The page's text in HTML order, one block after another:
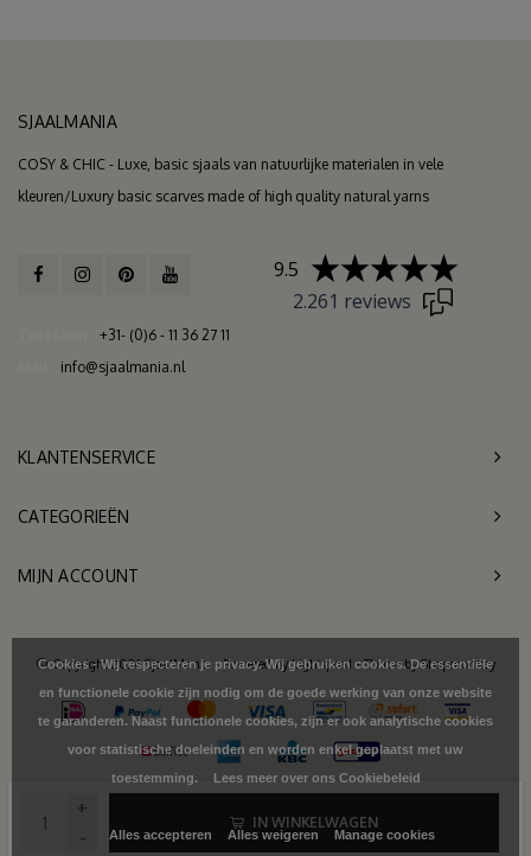
+
-
IN WINKELWAGEN
SJAALMANIA
COSY & CHIC - Luxe, basic sjaals van natuurlijke materialen in vele
kleuren/Luxury basic scarves made of high quality natural yarns
+31- (0)6 - 11 36 27 11
info@sjaalmania.nl
9.5
2.261 reviews
KLANTENSERVICE
CATEGORIEËN
MIJN ACCOUNT
© Copyright 2026 SjaalMania - Powered byLightspeed - Theme byShopmonkey
Cookies - Wij respecteren je privacy. Wij gebruiken cookies. De essentiële
en functionele cookie zijn nodig om de goede werking van onze website
te garanderen. Naast functionele cookies, zijn er ook analytische cookies
voor statistische doeleinden en worden enkel geplaatst met uw
toestemming.
Lees meer over ons Cookiebeleid
Alles accepteren Alles weigeren Manage cookies